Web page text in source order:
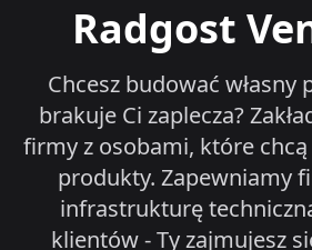
Radgost
Chcesz budować własny
brakuje Ci zaplecza?
firmy z osobami, które chcą
produkty. Zapewniamy
infrastrukturę
klientów - Ty zajmujesz